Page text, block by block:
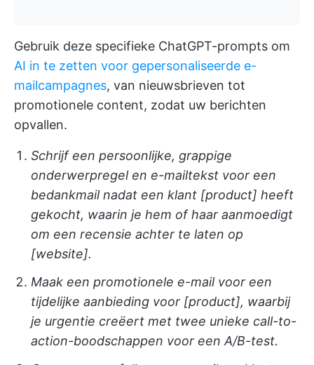
Gebruik deze specifieke ChatGPT-prompts om
AI in te zetten voor gepersonaliseerde e-
mailcampagnes, van nieuwsbrieven tot
promotionele content, zodat uw berichten
opvallen.
Schrijf een persoonlijke, grappige
onderwerpregel en e-mailtekst voor een
bedankmail nadat een klant [product] heeft
gekocht, waarin je hem of haar aanmoedigt
om een recensie achter te laten op
[website].
Maak een promotionele e-mail voor een
tijdelijke aanbieding voor [product], waarbij
je urgentie creëert met twee unieke call-to-
action-boodschappen voor een A/B-test.